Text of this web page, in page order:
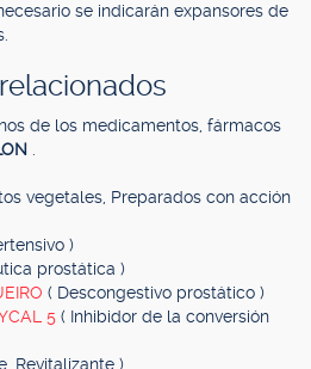
se indicarán expansores de
de los medicamentos, fármacos
vegetales, Preparados con acción
)
prostática )
( Descongestivo prostático )
5 ( Inhibidor de la conversión
Revitalizante )